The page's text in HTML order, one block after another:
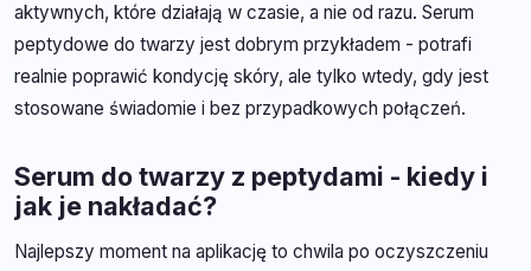
aktywnych, które działają w czasie, a nie od razu. Serum
peptydowe do twarzy jest dobrym przykładem - potrafi
realnie poprawić kondycję skóry, ale tylko wtedy, gdy jest
stosowane świadomie i bez przypadkowych połączeń.
Serum do twarzy z peptydami - kiedy i
jak je nakładać?
Najlepszy moment na aplikację to chwila po oczyszczeniu